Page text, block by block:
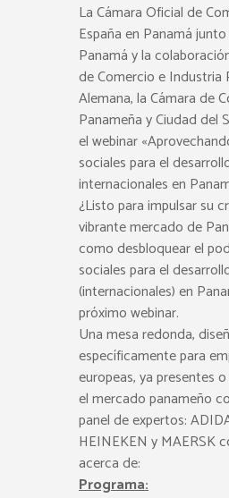
La Cámara Oficial de
España en Panamá
Panamá y la
de Comercio e Industria
Alemana, la Cámara de
Panameña y Ciudad del
el webinar
sociales para el
internacionales en
¿Listo para impulsar su
vibrante mercado de
como desbloquear el
sociales para el
(internacionales) en
próximo webinar.
Una mesa redonda,
específicamente para
europeas, ya presentes
el mercado panameño
panel de expertos:
HEINEKEN y MAERSK
acerca de:
Programa: